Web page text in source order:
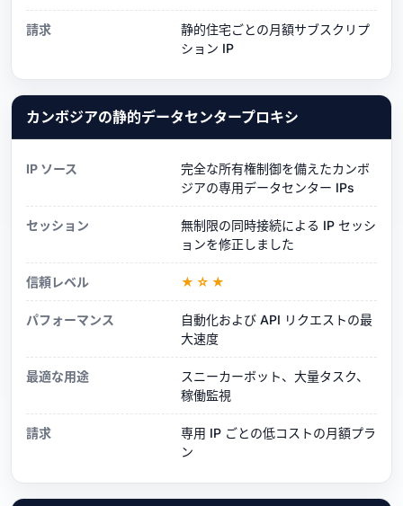
請求
静的住宅ごとの月額サブスクリプ
ション IP
カンボジアの静的データセンタープロキシ
IP ソース
完全な所有権制御を備えたカンボ
ジアの専用データセンター IPs
セッション
無制限の同時接続による IP セッシ
ョンを修正しました
信頼レベル ★☆★
パフォーマンス
自動化および API リクエストの最
大速度
最適な用途
スニーカーボット、大量タスク、
稼働監視
請求
専用 IP ごとの低コストの月額プラ
ン